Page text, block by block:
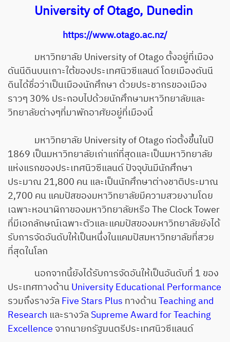
University of Otago, Dunedin
https://www.otago.ac.nz/
มหาวิทยาลัย University of Otago ตั้งอยู่ที่เมือง
ดันนีดินบนเกาะใต้ของประเทศนิวซีแลนด์ โดยเมืองดันนี
ดินได้ชื่อว่าเป็นเมืองนักศึกษา ด้วยประชากรของเมือง
ราวๆ 30% ประกอบไปด้วยนักศึกษามหาวิทยาลัยและ
วิทยาลัยต่างๆที่มาพักอาศัยอยู่ที่เมืองนี้
มหาวิทยาลัย University of Otago ก่อตั้งขึ้นในปี
1869 เป็นมหาวิทยาลัยเก่าแก่ที่สุดและเป็นมหาวิทยาลัย
แห่งแรกของประเทศนิวซีแลนด์ ปัจจุบันมีนักศึกษา
ประมาณ 21,800 คน และเป็นนักศึกษาต่างชาติประมาณ
2,700 คน แคมปัสของมหาวิทยาลัยมีความสวยงามโดย
เฉพาะหอนาฬิกาของมหาวิทยาลัยหรือ The Clock Tower
ที่มีเอกลักษณ์เฉพาะตัวและแคมปัสของมหาวิทยาลัยยังได้
รับการจัดอันดับให้เป็นหนึ่งในแคมปัสมหาวิทยาลัยที่สวย
ที่สุดในโลก
นอกจากนี้ยังได้รับการจัดอันให้เป็นอันดับที่ 1 ของ
ประเทศทางด้านUniversity Educational Performance
รวมถึงรางวัล Five Stars Plus ทางด้านTeaching and
Research และรางวัล Supreme Award for Teaching
Excellenceจากนายกรัฐมนตรีประเทศนิวซีแลนด์